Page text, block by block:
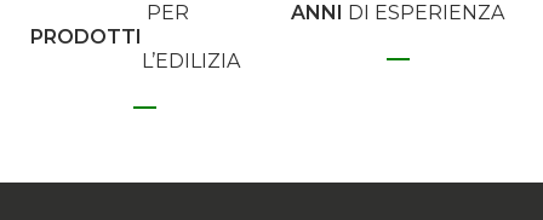
PRODOTTI
PER
L’EDILIZIA
ANNI DI ESPERIENZA